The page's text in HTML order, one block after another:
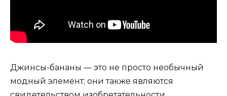
Джинсы-бананы — это не просто необычный
модный элемент; они также являются